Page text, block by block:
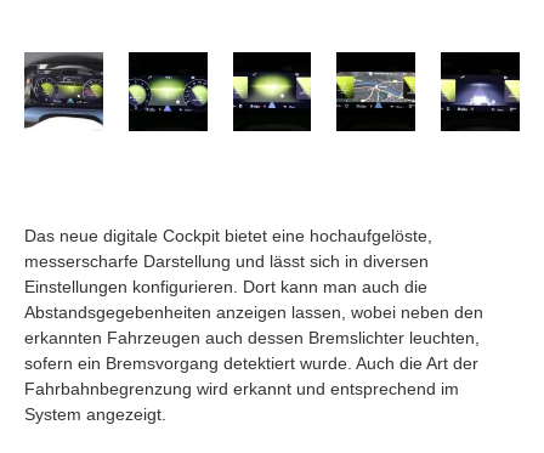
Das neue digitale Cockpit bietet eine hochaufgelöste,
messerscharfe Darstellung und lässt sich in diversen
Einstellungen konfigurieren. Dort kann man auch die
Abstandsgegebenheiten anzeigen lassen, wobei neben den
erkannten Fahrzeugen auch dessen Bremslichter leuchten,
sofern ein Bremsvorgang detektiert wurde. Auch die Art der
Fahrbahnbegrenzung wird erkannt und entsprechend im
System angezeigt.